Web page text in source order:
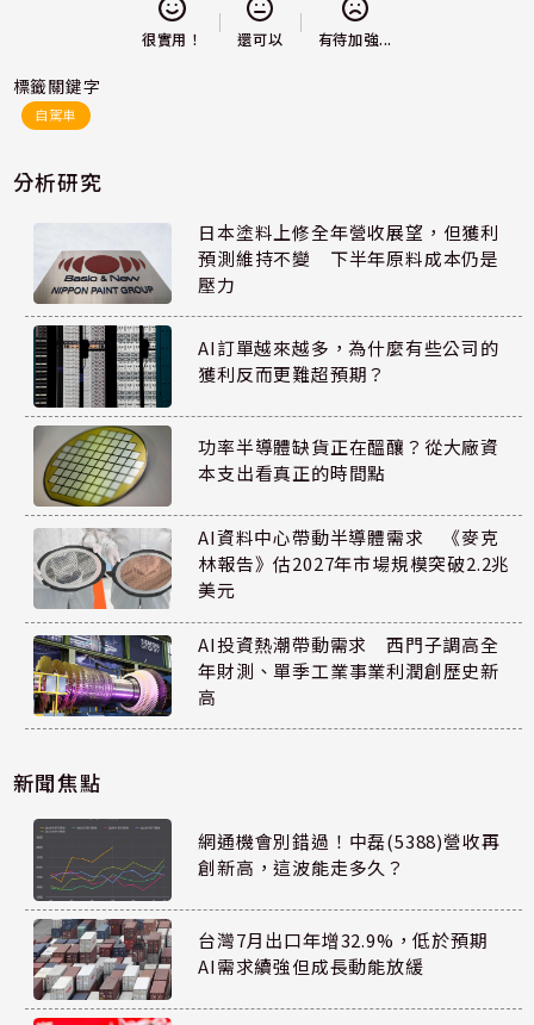
很實用！ 還可以 有待加強...
標籤關鍵字
自駕車
分析研究
日本塗料上修全年營收展望，但獲利
預測維持不變 下半年原料成本仍是
壓力
AI訂單越來越多，為什麼有些公司的
獲利反而更難超預期？
功率半導體缺貨正在醞釀？從大廠資
本支出看真正的時間點
AI資料中心帶動半導體需求 《麥克
林報告》估2027年市場規模突破2.2兆
美元
AI投資熱潮帶動需求 西門子調高全
年財測、單季工業事業利潤創歷史新
高
新聞焦點
網通機會別錯過！中磊(5388)營收再
創新高，這波能走多久？
台灣7月出口年增32.9%，低於預期
AI需求續強但成長動能放緩